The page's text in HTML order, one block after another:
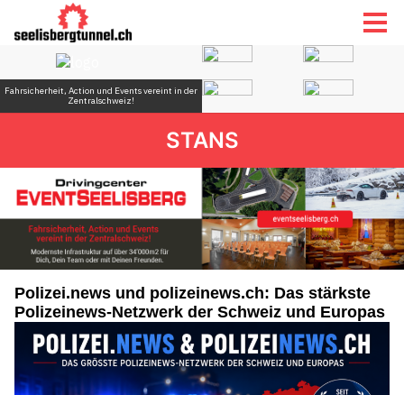
STANS
Polizei.news und polizeinews.ch: Das stärkste
Polizeinews-Netzwerk der Schweiz und Europas